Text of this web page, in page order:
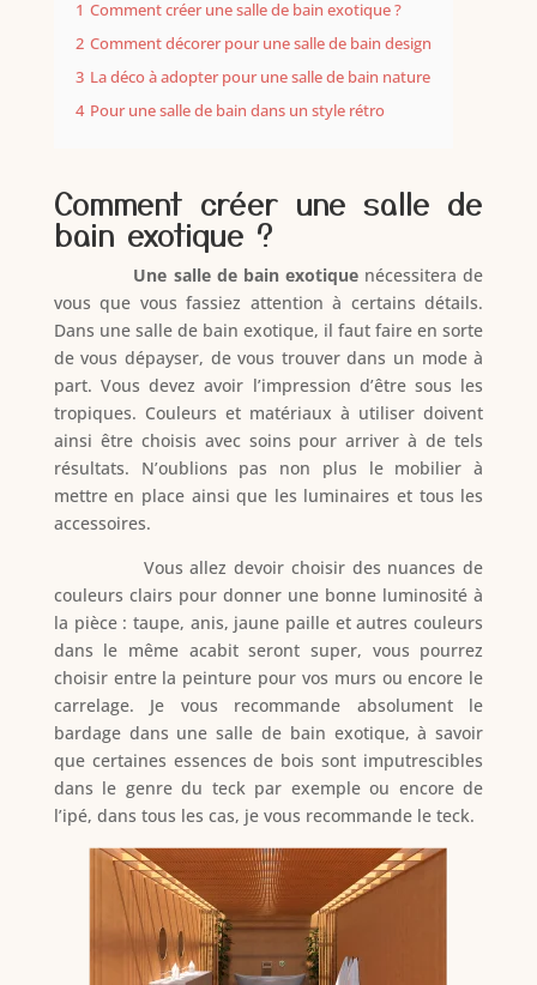
1 Comment créer une salle de bain exotique ?
2 Comment décorer pour une salle de bain design
3 La déco à adopter pour une salle de bain nature
4 Pour une salle de bain dans un style rétro
Comment créer une salle de
bain exotique ?
Une salle de bain exotiquenécessitera de
vous que vous fassiez attention à certains détails.
Dans une salle de bain exotique, il faut faire en sorte
de vous dépayser, de vous trouver dans un mode à
part. Vous devez avoir l’impression d’être sous les
tropiques. Couleurs et matériaux à utiliser doivent
ainsi être choisis avec soins pour arriver à de tels
résultats. N’oublions pas non plus le mobilier à
mettre en place ainsi que les luminaires et tous les
accessoires.
Vous allez devoir choisir des nuances de
couleurs clairs pour donner une bonne luminosité à
la pièce : taupe, anis, jaune paille et autres couleurs
dans le même acabit seront super, vous pourrez
choisir entre la peinture pour vos murs ou encore le
carrelage. Je vous recommande absolument le
bardage dans une salle de bain exotique, à savoir
que certaines essences de bois sont imputrescibles
dans le genre du teck par exemple ou encore de
l’ipé, dans tous les cas, je vous recommande le teck.